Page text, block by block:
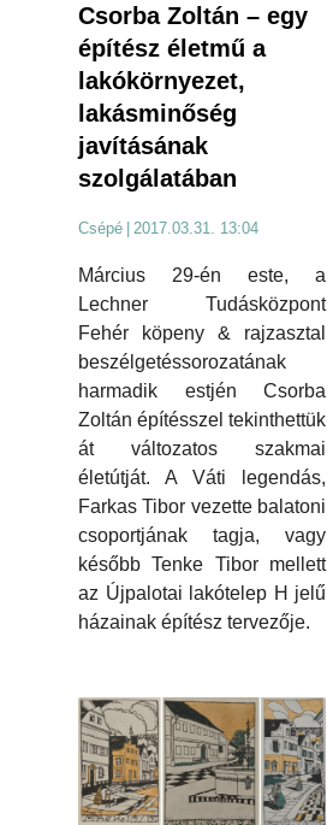
Csorba Zoltán – egy
építész életmű a
lakókörnyezet,
lakásminőség
javításának
szolgálatában
Csépé 2017.03.31. 13:04
Március 29-én este, a
Lechner Tudásközpont
Fehér köpeny & rajzasztal
beszélgetéssorozatának
harmadik estjén Csorba
Zoltán építésszel tekinthettük
át változatos szakmai
életútját. A Váti legendás,
Farkas Tibor vezette balatoni
csoportjának tagja, vagy
később Tenke Tibor mellett
az Újpalotai lakótelep H jelű
házainak építész tervezője.